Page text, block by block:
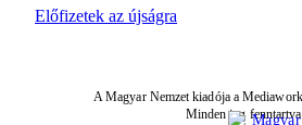
Előfizetek az újságra
A Magyar Nemzet kiadója a
Minden jog fenntartva